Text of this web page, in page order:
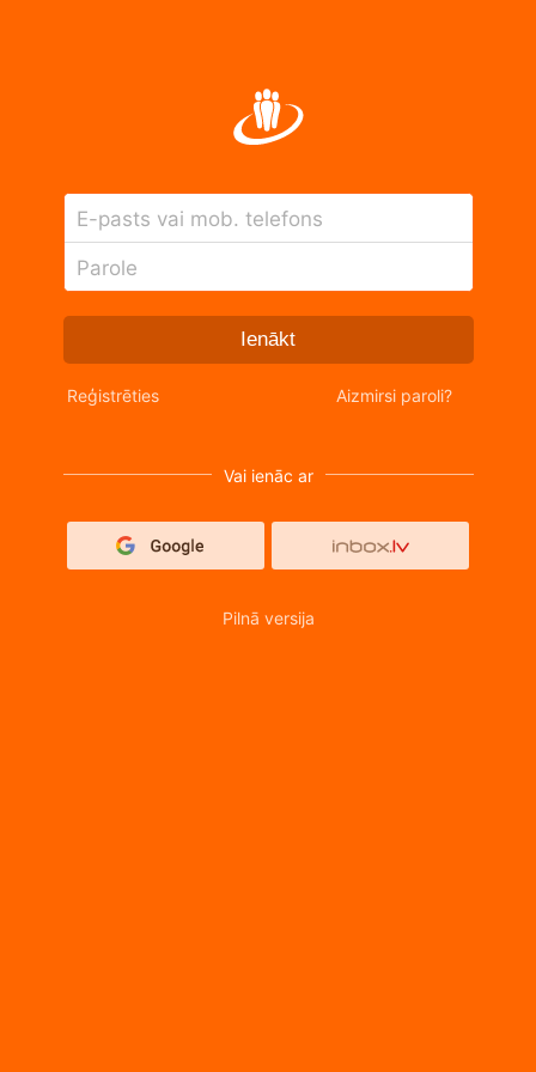
E-pasts vai mob. telefons
Parole
Ienākt
Reģistrēties Aizmirsi paroli?
Vai ienāc ar
Pilnā versija